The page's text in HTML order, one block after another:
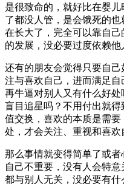
是很致命的，就好比在婴
了都没人管，是会饿死的
在长大了，完全可以靠自
的发展，没必要过度依赖他
还有的朋友会觉得只要自
注与喜欢自己，进而满足
再牛逼对别人又有什么好
盲目追星吗？不用付出就得
值交换，喜欢的本质是需
处，才会关注、重视和喜欢
那么事情就变得简单了或
自己不重要，没有人会特
都与别人无关，没必要有